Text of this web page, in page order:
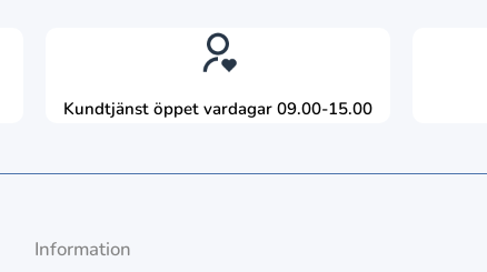
Kundtjänst öppet vardagar 09.00-15.00
Information